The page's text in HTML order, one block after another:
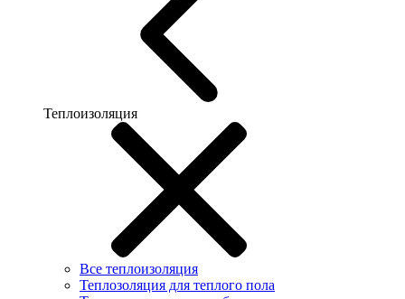
Теплоизоляция
Все теплоизоляция
Теплозоляция для теплого пола